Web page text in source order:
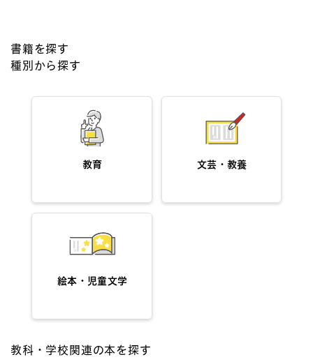
書籍を探す
種別から探す
教育 文芸・教養
絵本・児童文学
教科・学校関連の本を探す